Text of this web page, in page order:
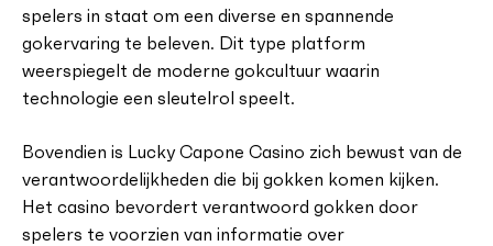
spelers in staat om een diverse en spannende
gokervaring te beleven. Dit type platform
weerspiegelt de moderne gokcultuur waarin
technologie een sleutelrol speelt.
Bovendien is Lucky Capone Casino zich bewust van de
verantwoordelijkheden die bij gokken komen kijken.
Het casino bevordert verantwoord gokken door
spelers te voorzien van informatie over